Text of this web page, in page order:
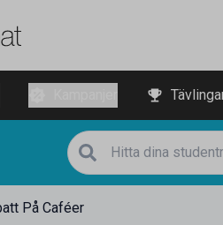
På Caféer